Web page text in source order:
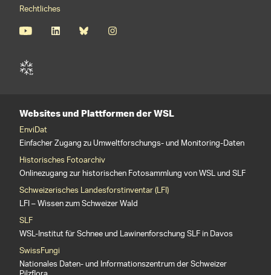
Rechtliches
Websites und Plattformen der WSL
EnviDat
Einfacher Zugang zu Umweltforschungs- und Monitoring-Daten
Historisches Fotoarchiv
Onlinezugang zur historischen Fotosammlung von WSL und SLF
Schweizerisches Landesforstinventar (LFI)
LFI – Wissen zum Schweizer Wald
SLF
WSL-Institut für Schnee und Lawinenforschung SLF in Davos
SwissFungi
Nationales Daten- und Informationszentrum der Schweizer